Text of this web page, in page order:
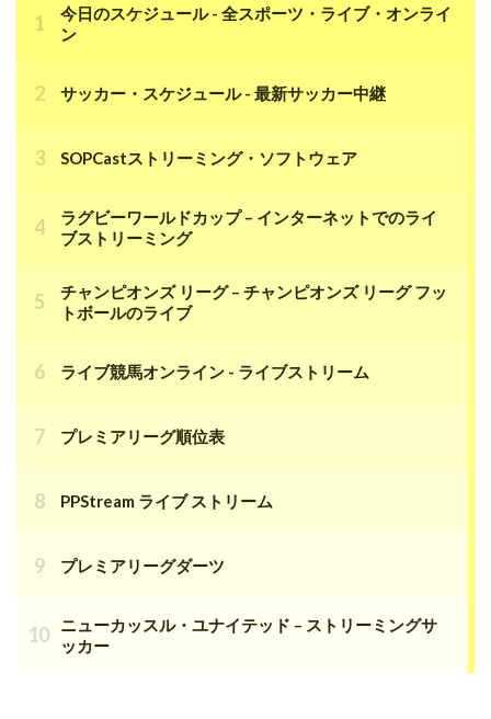
今日のスケジュール - 全スポーツ・ライブ・オンライ
ン
サッカー・スケジュール - 最新サッカー中継
SOPCastストリーミング・ソフトウェア
ラグビーワールドカップ – インターネットでのライ
ブストリーミング
チャンピオンズ リーグ – チャンピオンズ リーグ フッ
トボールのライブ
ライブ競馬オンライン - ライブストリーム
プレミアリーグ順位表
PPStream ライブ ストリーム
プレミアリーグダーツ
ニューカッスル・ユナイテッド – ストリーミングサ
ッカー